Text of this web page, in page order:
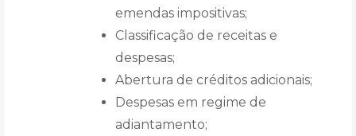
emendas impositivas;
Classificação de receitas e
despesas;
Abertura de créditos adicionais;
Despesas em regime de
adiantamento;